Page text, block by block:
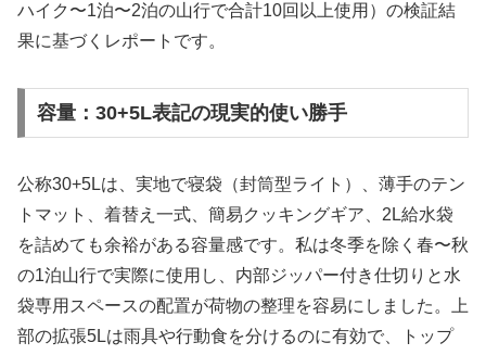
ハイク〜1泊〜2泊の山行で合計10回以上使用）の検証結
果に基づくレポートです。
容量：30+5L表記の現実的使い勝手
公称30+5Lは、実地で寝袋（封筒型ライト）、薄手のテン
トマット、着替え一式、簡易クッキングギア、2L給水袋
を詰めても余裕がある容量感です。私は冬季を除く春〜秋
の1泊山行で実際に使用し、内部ジッパー付き仕切りと水
袋専用スペースの配置が荷物の整理を容易にしました。上
部の拡張5Lは雨具や行動食を分けるのに有効で、トップ